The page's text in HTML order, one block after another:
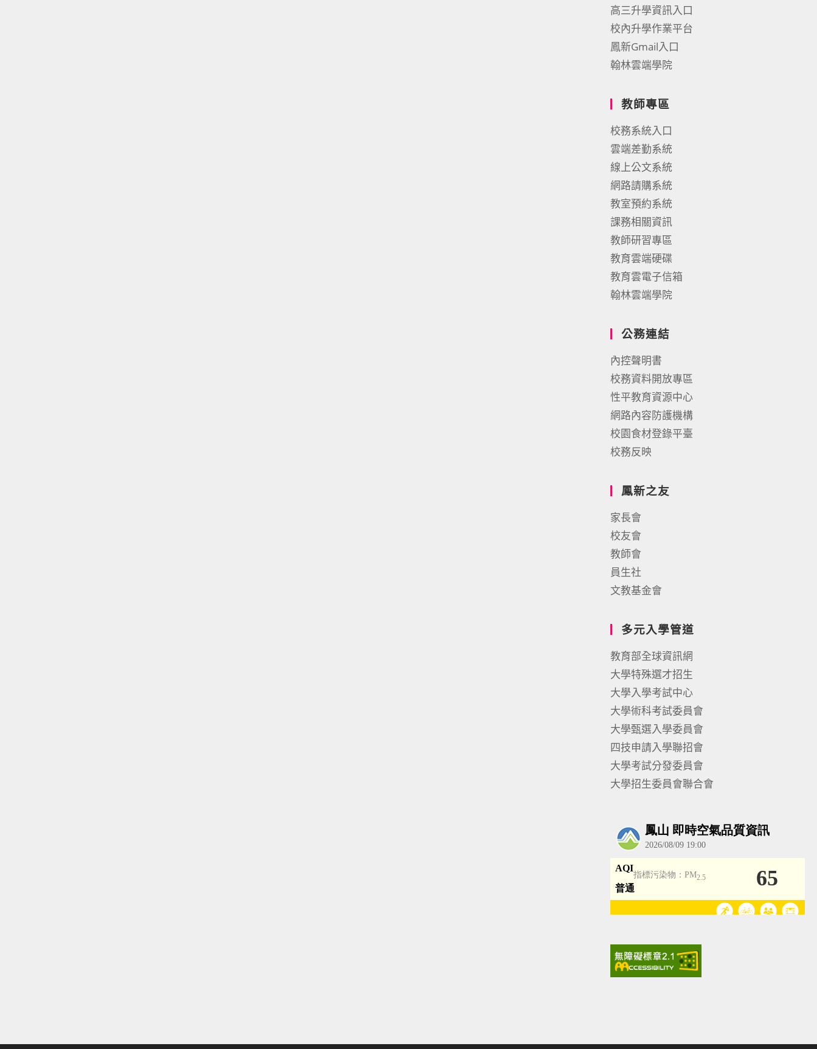
高三升學資訊入口
校內升學作業平台
鳳新Gmail入口
翰林雲端學院
教師專區
校務系統入口
雲端差勤系統
線上公文系統
網路請購系統
教室預約系統
課務相關資訊
教師研習專區
教育雲端硬碟
教育雲電子信箱
翰林雲端學院
公務連結
內控聲明書
校務資料開放專區
性平教育資源中心
網路內容防護機構
校園食材登錄平臺
校務反映
鳳新之友
家長會
校友會
教師會
員生社
文教基金會
多元入學管道
教育部全球資訊網
大學特殊選才招生
大學入學考試中心
大學術科考試委員會
大學甄選入學委員會
四技申請入學聯招會
大學考試分發委員會
大學招生委員會聯合會